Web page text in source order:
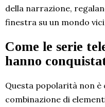
della narrazione,
finestra su un mondo
Come le serie
hanno
Questa popolarità non è
combinazione di